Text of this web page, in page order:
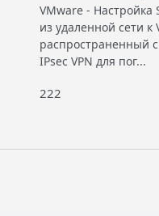
VMware - Настройка
из удаленной сети
распространенный
IPsec VPN для пог...
222